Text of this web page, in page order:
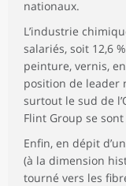
nationaux.
L’industrie
salariés, soit 12,6
peinture, vernis,
position de leader
surtout le sud de
Flint Group se
Enfin, en dépit
(à la dimension
tourné vers les